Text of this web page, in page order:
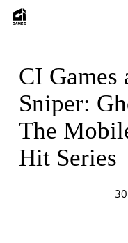
Skip
CI Games
Sniper:
The
Hit Series